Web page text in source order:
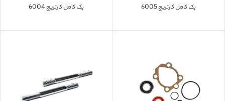
پک کامل کارتریج 6005 پک کامل کارتریج 6004